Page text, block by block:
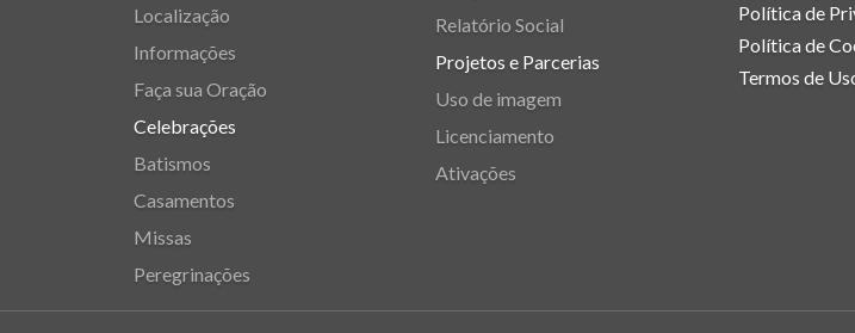
Localização
Informações
Faça sua Oração
Celebrações
Batismos
Casamentos
Missas
Peregrinações
Relatório Social
Projetos e Parcerias
Uso de imagem
Licenciamento
Ativações
Política de
Política de
Termos de